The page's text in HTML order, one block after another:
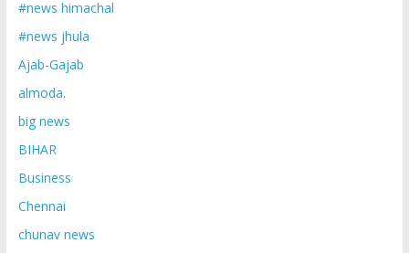
#news himachal
#news jhula
Ajab-Gajab
almoda.
big news
BIHAR
Business
Chennai
chunav news